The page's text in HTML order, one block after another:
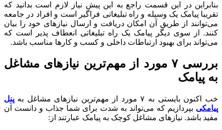
بنابراین در این قسمت راجع به این پیش نیاز لازم است بدانید که
تقریبا پیامک یک وسیله و راه تبلیغاتی فراگیر است و افراد در جامعه
می‌توانند از طریق آن امکان دریافت و ارسال نیازهای خود را بیان
کنند. از سوی دیگر پیامک یک راه تبلیغاتی انعطاف پذیر است که
می‌تواند برای بهبود ارتباطات داخلی و کسب و کارها مناسب باشد.
بررسی ۷ مورد از مهم‌ترین نیازهای مشاغل
به پیامک
خب اکنون بایستی به ۷ مورد از مهم‌ترین نیازهای مشاغل به
پنل
پیامکی بپردازیم که می‌تواند به شدت برای شما جذاب و دانست آن
مفید باشد. نیازهای مشاغل کوچک به پیامک عبارتند از: